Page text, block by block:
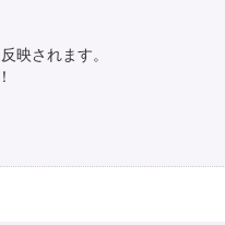
映されます。